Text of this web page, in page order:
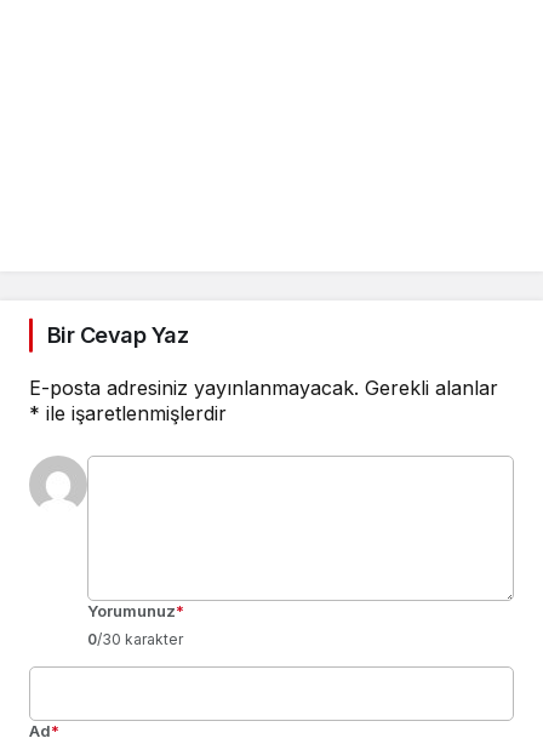
Bir Cevap Yaz
E-posta adresiniz yayınlanmayacak. Gerekli alanlar
* ile işaretlenmişlerdir
Yorumunuz*
0/30 karakter
Ad*